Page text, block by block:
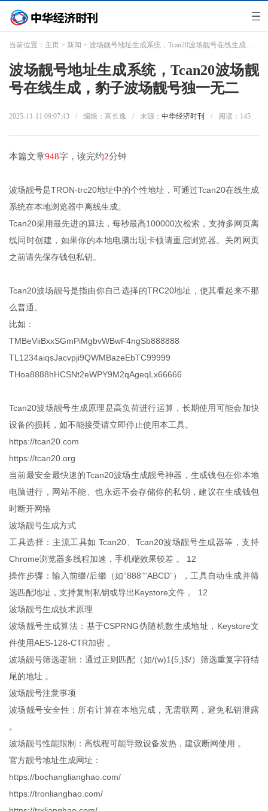
当前位置： 主页 > 新闻 > 波场靓号地址生成系统，Tcan20波场靓号在线生成，豹子波场靓号独一无二
波场靓号地址生成系统，Tcan20波场靓
号在线生成，豹子波场靓号独一无二
2025-11-11 09:07:43 / 编辑：富长逸 / 来源： 中华经济时刊 / 阅读： 145
本篇文章948字，读完约2分钟
波场靓号是TRON-trc20地址中的个性地址，可通过Tcan20在线生成
系统在本地浏览器中离线生成。
Tcan20采用最先进的算法，每秒最高100000次检索，支持多网页离
线同时创建，如果你的本地电脑出现卡顿请重启浏览器。关闭网页
之前请先保存钱包私钥。
Tcan20波场靓号是指由你自己选择的TRC20地址，使其看起来不那
么普通。
比如：
TMBeViiBxxSGmPiMgbvWBwF4ngSb888888
TL1234aiqsJacvpji9QWMBazeEbTC99999
THoa8888hHCSNt2eWPY9M2qAgeqLx66666
Tcan20波场靓号生成原理是高负荷进行运算，长期使用可能会加快
设备的损耗，如不能接受请立即停止使用本工具。
https://tcan20.com
https://tcan20.org
当前最安全最快速的Tcan20波场生成靓号神器，生成钱包在你本地
电脑进行，网站不能、也永远不会存储你的私钥，建议在生成钱包
时断开网络
波场靓号生成方式
工具选择：主流工具如 Tcan20、Tcan20波场靓号生成器等，支持
Chrome浏览器多线程加速，手机端效果较差 。 ‌12
操作步骤：输入前缀/后缀（如“888”“ABCD”），工具自动生成并筛
选匹配地址，支持复制私钥或导出Keystore文件 。 ‌12
波场靓号生成技术原理
波场靓号生成算法：基于CSPRNG伪随机数生成地址，Keystore文
件使用AES-128-CTR加密 。 ‌
波场靓号筛选逻辑：通过正则匹配（如/(w)1{5,}$/）筛选重复字符结
尾的地址 。 ‌
波场靓号注意事项
波场靓号安全性：所有计算在本地完成，无需联网，避免私钥泄露
。 ‌
波场靓号性能限制：高线程可能导致设备发热，建议断网使用 。 ‌
官方靓号地址生成网址：
https://bochanglianghao.com/
https://tronlianghao.com/